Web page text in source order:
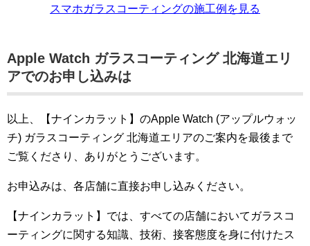
スマホガラスコーティングの施工例を見る
Apple Watch ガラスコーティング 北海道エリ
アでのお申し込みは
以上、【ナインカラット】のApple Watch (アップルウォッ
チ) ガラスコーティング 北海道エリアのご案内を最後まで
ご覧くださり、ありがとうございます。
お申込みは、各店舗に直接お申し込みください。
【ナインカラット】では、すべての店舗においてガラスコ
ーティングに関する知識、技術、接客態度を身に付けたス